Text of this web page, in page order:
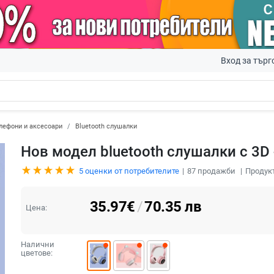
Вход за
и аксесоари Bluetooth слушалки
Нов модел bluetooth слушалки с 3D
5оценки от потребителите 87продажби
Цена: 35.97€/70.35 лв
Налични
цветове: